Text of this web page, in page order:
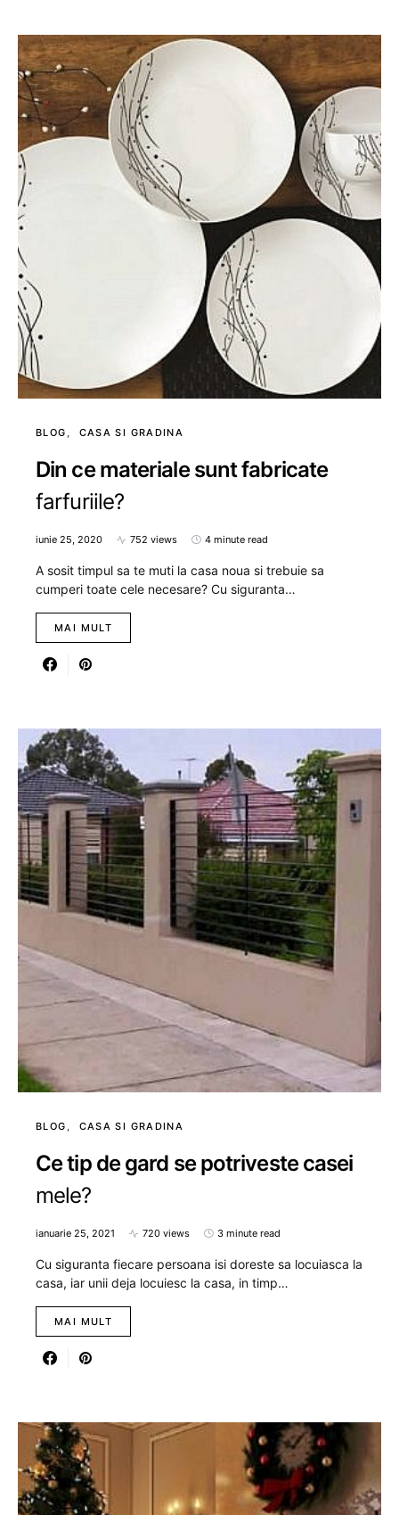
BLOG CASA SI GRADINA
Din ce materiale sunt fabricate
farfuriile?
iunie 25, 2020 752 views 4 minute read
A sosit timpul sa te muti la casa noua si trebuie sa
cumperi toate cele necesare? Cu siguranta…
MAI MULT
BLOG CASA SI GRADINA
Ce tip de gard se potriveste casei
mele?
ianuarie 25, 2021 720 views 3 minute read
Cu siguranta fiecare persoana isi doreste sa locuiasca la
casa, iar unii deja locuiesc la casa, in timp…
MAI MULT